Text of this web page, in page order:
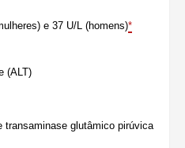
e 37 U/L (homens)*
(ALT)
transaminase glutâmico pirúvica